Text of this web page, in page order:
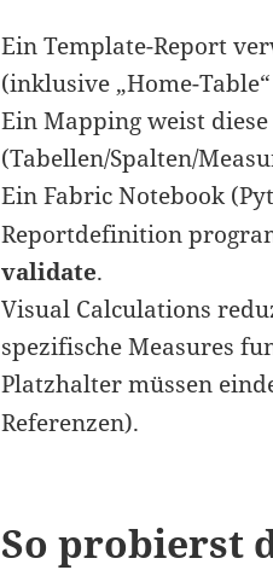
Ein Template-Report
(inklusive „Home-
Ein Mapping weist
(Tabellen/Spalten/
Ein Fabric Notebook
Reportdefinition
validate.
Visual Calculations
spezifische Measures
Platzhalter müssen
Referenzen).
So probierst